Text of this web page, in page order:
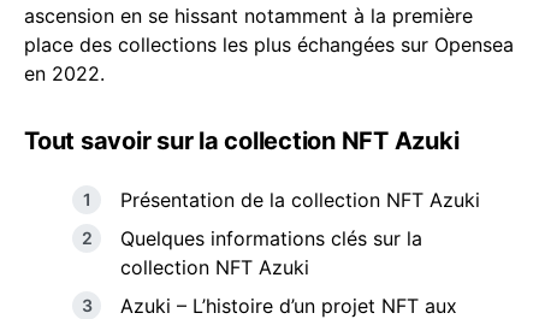
ascension en se hissant notamment à la première
place des collections les plus échangées sur Opensea
en 2022.
Tout savoir sur la collection NFT Azuki
Présentation de la collection NFT Azuki
Quelques informations clés sur la
collection NFT Azuki
Azuki – L’histoire d’un projet NFT aux